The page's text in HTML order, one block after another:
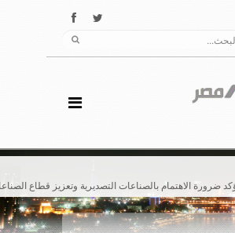
بالصناعات التصديرية وتعزيز قطاع الصناعات الدوائية